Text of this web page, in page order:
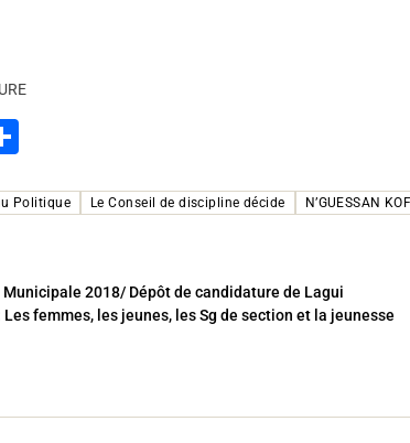
ta
er
Politique Le Conseil de discipline décide N’GUESSAN
Municipale 2018/ Dépôt de candidature de Lagui
femmes, les jeunes, les Sg de section et la jeunesse